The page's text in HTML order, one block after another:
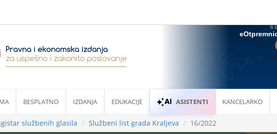
BESPLATNO IZDANJA EDUKACIJE ASISTENTI KANCELARKO
službenih glasila Službeni list grada Kraljeva 16/2022